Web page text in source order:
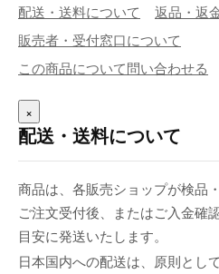
配送・送料について
返品・返
販売者・受付窓口について
この商品について問い合わせる
×
配送・送料について
商品は、各販売ショップが検品
ご注文受付後、またはご入金確
目安に発送いたします。
日本国内への配送は、原則とし